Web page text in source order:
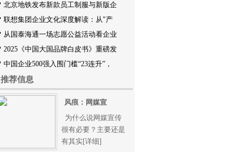
北京地铁发布新款员工制服与新版企
联想集团企业文化深度解读：从"产
从国泰海通一场志愿公益活动看企业
2025《中国大国品牌白皮书》重磅发
中国企业500强入围门槛“23连升”，
推荐信息
风痕：网媒宣
为什么说网媒宣传
很有必要？主要还是
有其实[详细]